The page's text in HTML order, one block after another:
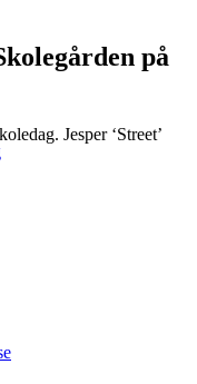
på
Jesper ‘Street’